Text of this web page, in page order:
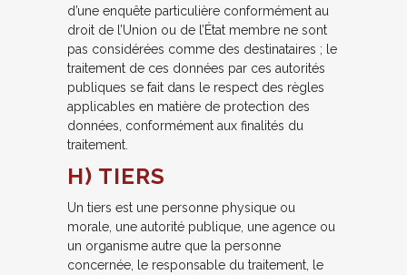
d’une enquête particulière conformément au
droit de l’Union ou de l’État membre ne sont
pas considérées comme des destinataires ; le
traitement de ces données par ces autorités
publiques se fait dans le respect des règles
applicables en matière de protection des
données, conformément aux finalités du
traitement.
H) TIERS
Un tiers est une personne physique ou
morale, une autorité publique, une agence ou
un organisme autre que la personne
concernée, le responsable du traitement, le